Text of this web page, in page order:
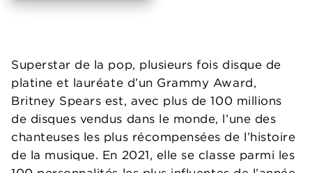
Superstar de la pop, plusieurs fois disque de
platine et lauréate d’un Grammy Award,
Britney Spears est, avec plus de 100 millions
de disques vendus dans le monde, l’une des
chanteuses les plus récompensées de l’histoire
de la musique. En 2021, elle se classe parmi les